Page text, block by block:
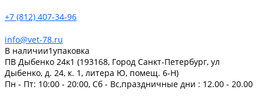
+7 (812) 407-34-96
info@vet-78.ru
В наличии1упаковка
ПВ Дыбенко 24к1 (193168, Город Санкт-Петербург, ул
Дыбенко, д. 24, к. 1, литера Ю, помещ. 6-Н)
Пн - Пт: 10:00 - 20:00, Сб - Вс,праздничные дни : 12.00 - 20.00